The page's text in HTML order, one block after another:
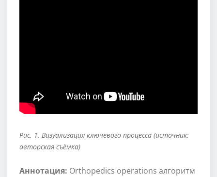
Рис. 1. Визуализация ключевого процесса (источник:
авторская съёмка)
Аннотация: Orthopedics operations алгоритм